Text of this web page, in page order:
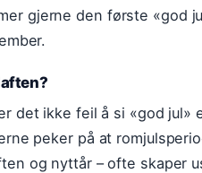
gjerne den første «god
det ikke feil å si «god jul»
peker på at
og nyttår – ofte skaper